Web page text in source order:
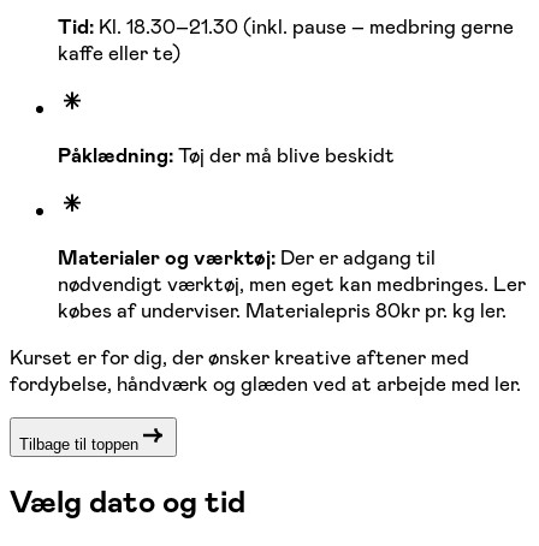
Tid: Kl. 18.30–21.30 (inkl. pause – medbring gerne
kaffe eller te)
Påklædning:Tøj der må blive beskidt
Materialer og værktøj: Der er adgang til
nødvendigt værktøj, men eget kan medbringes. Ler
købes af underviser. Materialepris 80kr pr. kg ler.
Kurset er for dig, der ønsker kreative aftener med
fordybelse, håndværk og glæden ved at arbejde med ler.
Tilbage til toppen
Vælg dato og tid